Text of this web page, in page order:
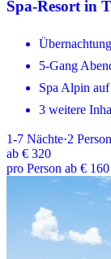
Spa-Resort in
5-Gang
Spa Alpin
3 weitere
1-7 Nächte·2
ab € 320
pro Person ab € 160